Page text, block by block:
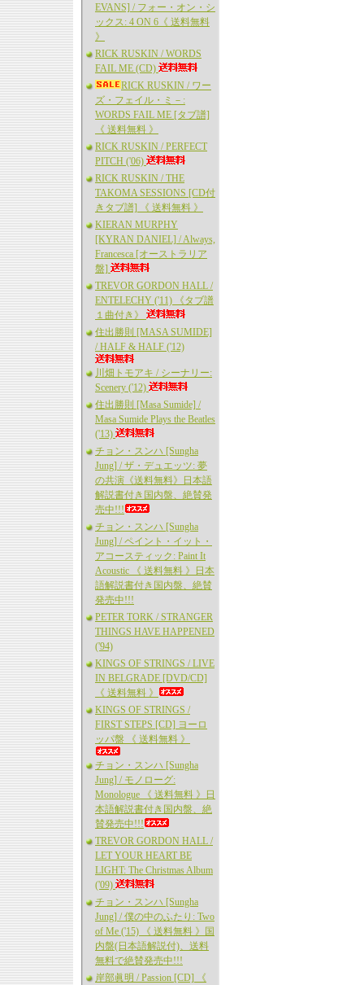
EVANS] / フォー・オン・シ
ックス: 4 ON 6《 送料無料
》
RICK RUSKIN / WORDS
FAIL ME (CD)
RICK RUSKIN / ワー
ズ・フェイル・ミ－:
WORDS FAIL ME [タブ譜]
《 送料無料 》
RICK RUSKIN / PERFECT
PITCH ('06)
RICK RUSKIN / THE
TAKOMA SESSIONS [CD付
きタブ譜] 《 送料無料 》
KIERAN MURPHY
[KYRAN DANIEL] / Always,
Francesca [オーストラリア
盤]
TREVOR GORDON HALL /
ENTELECHY ('11) 《タブ譜
１曲付き》
住出勝則 [MASA SUMIDE]
/ HALF & HALF ('12)
川畑トモアキ / シーナリー:
Scenery ('12)
住出勝則 [Masa Sumide] /
Masa Sumide Plays the Beatles
('13)
チョン・スンハ [Sungha
Jung] / ザ・デュエッツ: 夢
の共演《送料無料》日本語
解説書付き国内盤、絶賛発
売中!!!
チョン・スンハ [Sungha
Jung] / ペイント・イット・
アコースティック: Paint It
Acoustic 《 送料無料 》日本
語解説書付き国内盤、絶賛
発売中!!!
PETER TORK / STRANGER
THINGS HAVE HAPPENED
('94)
KINGS OF STRINGS / LIVE
IN BELGRADE [DVD/CD]
《 送料無料 》
KINGS OF STRINGS /
FIRST STEPS [CD] ヨーロ
ッパ盤 《 送料無料 》
チョン・スンハ [Sungha
Jung] / モノローグ:
Monologue 《 送料無料 》日
本語解説書付き国内盤、絶
賛発売中!!!
TREVOR GORDON HALL /
LET YOUR HEART BE
LIGHT: The Christmas Album
('09)
チョン・スンハ [Sungha
Jung] / 僕の中のふたり: Two
of Me ('15) 《 送料無料 》国
内盤(日本語解説付)、送料
無料で絶賛発売中!!!
岸部眞明 / Passion [CD] 《